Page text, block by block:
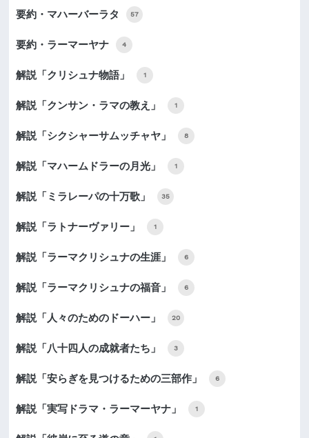
要約・マハーバーラタ 57
要約・ラーマーヤナ 4
解説「クリシュナ物語」 1
解説「クンサン・ラマの教え」 1
解説「シクシャーサムッチャヤ」 8
解説「マハームドラーの月光」 1
解説「ミラレーパの十万歌」 35
解説「ラトナーヴァリー」 1
解説「ラーマクリシュナの生涯」 6
解説「ラーマクリシュナの福音」 6
解説「人々のためのドーハー」 20
解説「八十四人の成就者たち」 3
解説「安らぎを見つけるための三部作」 6
解説「実写ドラマ・ラーマーヤナ」 1